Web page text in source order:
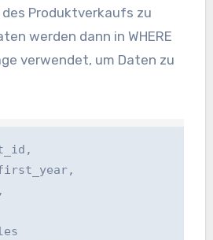
Produktverkaufs zu
werden dann in WHERE
verwendet, um Daten zu